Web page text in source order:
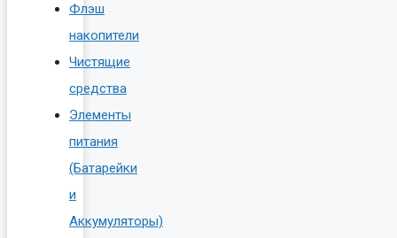
Флэш
накопители
Чистящие
средства
Элементы
питания
(Батарейки
и
Аккумуляторы)